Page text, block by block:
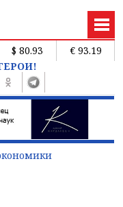
$ 80.93
€ 93.19